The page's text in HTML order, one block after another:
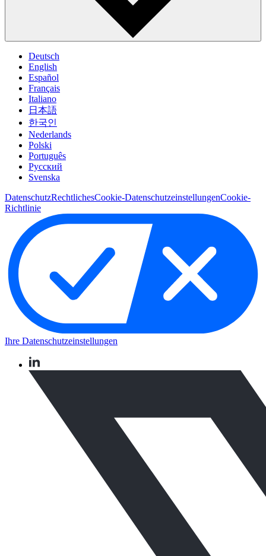
Deutsch
English
Español
Français
Italiano
日本語
한국인
Nederlands
Polski
Português
Pусский
Svenska
DatenschutzRechtlichesCookie-DatenschutzeinstellungenCookie-
Richtlinie
Ihre Datenschutzeinstellungen